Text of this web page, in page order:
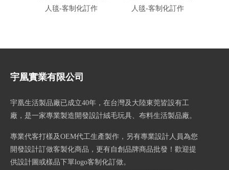
人毯-客制化訂作
人毯-客制化訂作
宇凰實業有限公司
宇凰生活製品廠已成立40年，在台灣及大陸東莞皆設有工
廠，是一家專業製造開發設計絨毛玩具、布料生活製品廠。
專業代客打樣及OEM代工生產製作，另有專業設計人員為您
開發設計訂做客製化商品，更有自創品牌商品批發！歡迎提
供設計圖或樣品下單logo客制化訂做。